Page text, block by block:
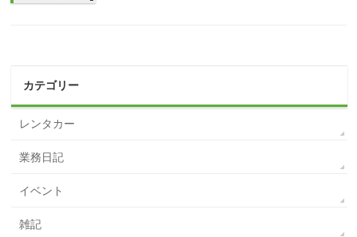
カテゴリー
レンタカー
業務日記
イベント
雑記